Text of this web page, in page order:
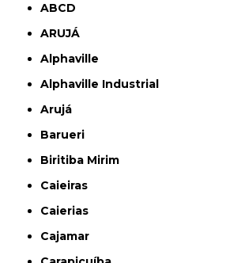
ABCD
ARUJÁ
Alphaville
Alphaville Industrial
Arujá
Barueri
Biritiba Mirim
Caieiras
Caierias
Cajamar